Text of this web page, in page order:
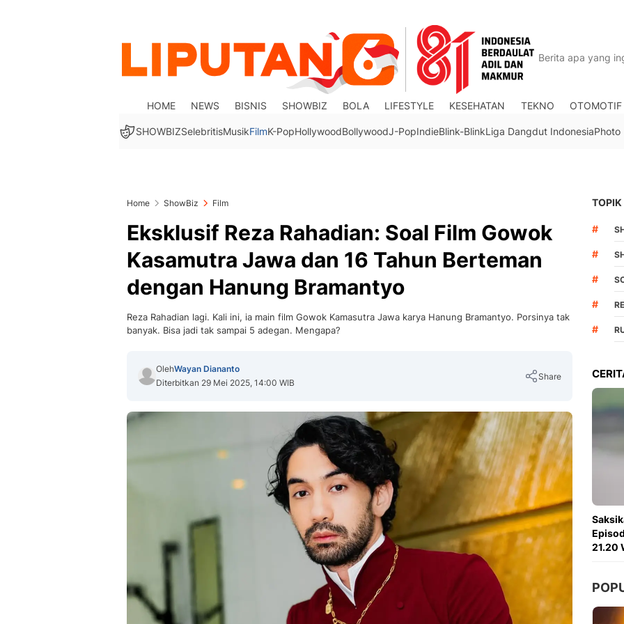
HOME NEWS BISNIS SHOWBIZ BOLA LIFESTYLE KESEHATAN TEKNO OTOMOTIF
SHOWBIZSelebritisMusikFilmK-PopHollywoodBollywoodJ-PopIndieBlink-BlinkLiga Dangdut IndonesiaPhoto
Home ShowBiz Film
Eksklusif Reza Rahadian: Soal Film Gowok
Kasamutra Jawa dan 16 Tahun Berteman
dengan Hanung Bramantyo
Reza Rahadian lagi. Kali ini, ia main film Gowok Kamasutra Jawa karya Hanung Bramantyo. Porsinya tak
banyak. Bisa jadi tak sampai 5 adegan. Mengapa?
OlehWayan Diananto
Diterbitkan 29 Mei 2025, 14:00 WIB
Share
Copy Link
TOPIK
#
#
#
#
#
21.20